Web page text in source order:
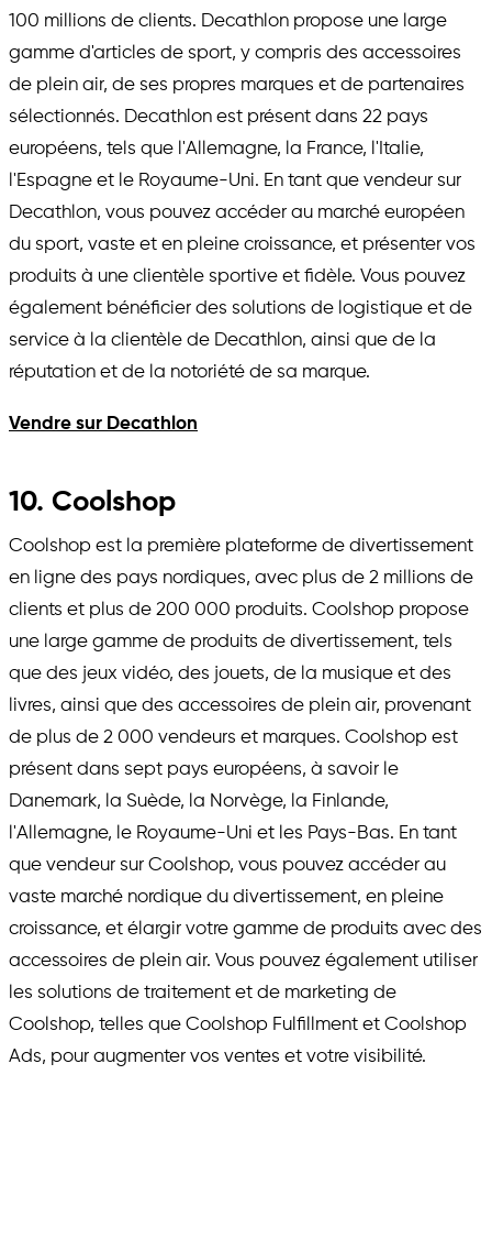
100 millions de clients. Decathlon propose une large
gamme d'articles de sport, y compris des accessoires
de plein air, de ses propres marques et de partenaires
sélectionnés. Decathlon est présent dans 22 pays
européens, tels que l'Allemagne, la France, l'Italie,
l'Espagne et le Royaume-Uni. En tant que vendeur sur
Decathlon, vous pouvez accéder au marché européen
du sport, vaste et en pleine croissance, et présenter vos
produits à une clientèle sportive et fidèle. Vous pouvez
également bénéficier des solutions de logistique et de
service à la clientèle de Decathlon, ainsi que de la
réputation et de la notoriété de sa marque.
Vendre sur Decathlon
10. Coolshop
Coolshop est la première plateforme de divertissement
en ligne des pays nordiques, avec plus de 2 millions de
clients et plus de 200 000 produits. Coolshop propose
une large gamme de produits de divertissement, tels
que des jeux vidéo, des jouets, de la musique et des
livres, ainsi que des accessoires de plein air, provenant
de plus de 2 000 vendeurs et marques. Coolshop est
présent dans sept pays européens, à savoir le
Danemark, la Suède, la Norvège, la Finlande,
l'Allemagne, le Royaume-Uni et les Pays-Bas. En tant
que vendeur sur Coolshop, vous pouvez accéder au
vaste marché nordique du divertissement, en pleine
croissance, et élargir votre gamme de produits avec des
accessoires de plein air. Vous pouvez également utiliser
les solutions de traitement et de marketing de
Coolshop, telles que Coolshop Fulfillment et Coolshop
Ads, pour augmenter vos ventes et votre visibilité.